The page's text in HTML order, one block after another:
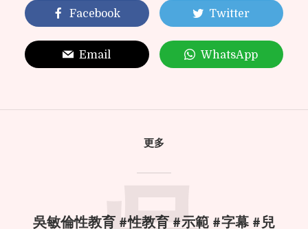
Facebook Twitter
Email WhatsApp
更多
吳敏倫性教育 #性教育 #示範 #字幕 #兒